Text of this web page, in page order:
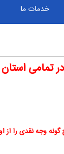
خدمات ما
تمامی
وجه نقدی را از